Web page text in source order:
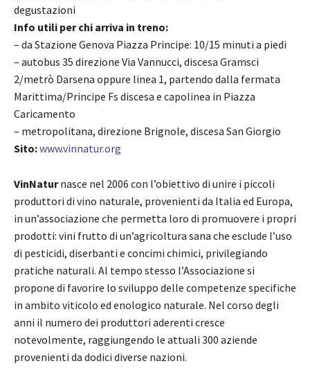
degustazioni
Info utili per chi arriva in treno:
– da Stazione Genova Piazza Principe: 10/15 minuti a piedi
​– autobus 35 direzione Via Vannucci, discesa Gramsci
2/metrò Darsena oppure linea 1, partendo dalla fermata
Marittima/Principe Fs discesa e capolinea in Piazza
Caricamento
​– metropolitana, direzione Brignole, discesa San Giorgio
Sito:www.vinnatur.org
VinNaturnasce nel 2006 con l’obiettivo di unire i piccoli
produttori di vino naturale, provenienti da Italia ed Europa,
in un’associazione che permetta loro di promuovere i propri
prodotti: vini frutto di un’agricoltura sana che esclude l’uso
di pesticidi, diserbanti e concimi chimici, privilegiando
pratiche naturali. Al tempo stesso l’Associazione si
propone di favorire lo sviluppo delle competenze specifiche
in ambito viticolo ed enologico naturale. Nel corso degli
anni il numero dei produttori aderenti cresce
notevolmente, raggiungendo le attuali 300 aziende
provenienti da dodici diverse nazioni.